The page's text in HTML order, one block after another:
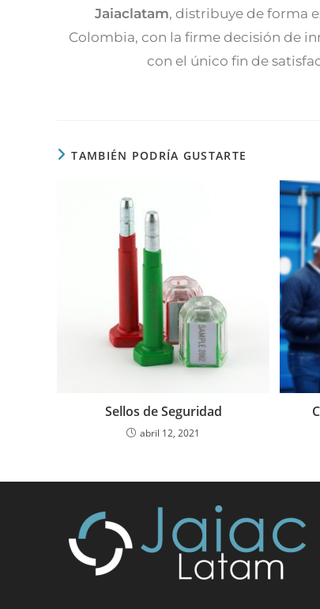
Jaiaclatam, distribuye de forma
Colombia, con la firme decisión de
con el único fin de
TAMBIÉN PODRÍA GUSTARTE
Sellos de Seguridad
abril 12, 2021